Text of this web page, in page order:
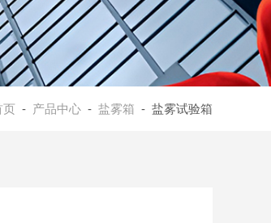
页 - 产品中心 - 盐雾箱 - 盐雾试验箱